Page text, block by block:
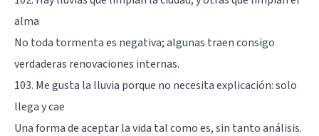
alma
No toda tormenta es negativa; algunas traen consigo
verdaderas renovaciones internas.
103. Me gusta la lluvia porque no necesita explicación: solo
llega y cae
Una forma de aceptar la vida tal como es, sin tanto análisis.